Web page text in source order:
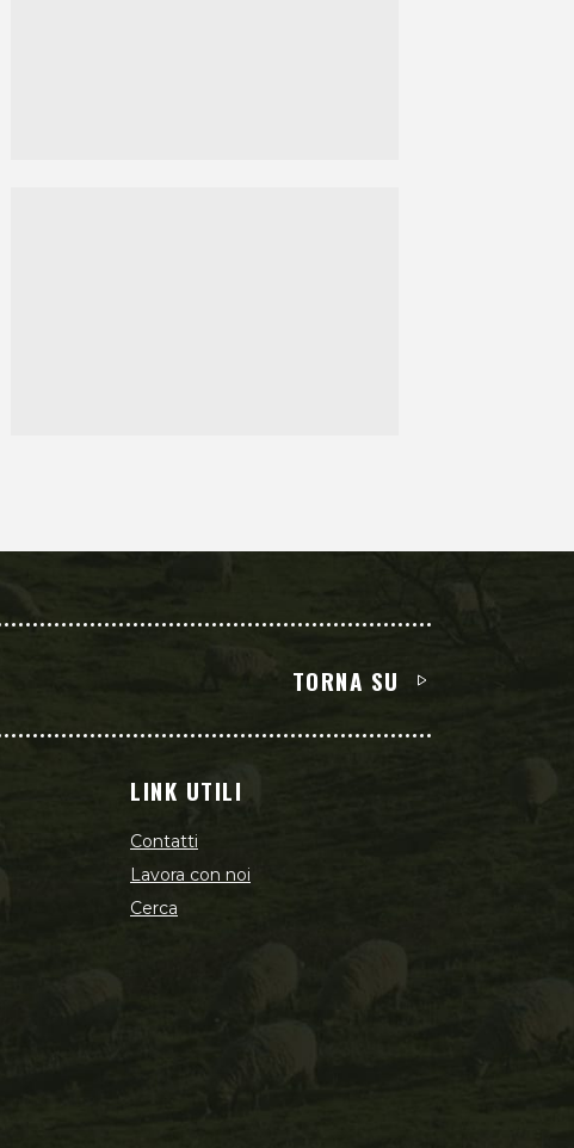
TORNA SU
LINK UTILI
Contatti
Lavora con noi
Cerca